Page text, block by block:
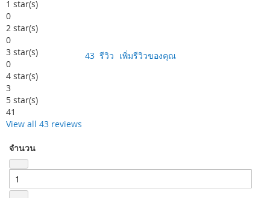
99% of100
1 star(s)
0
2 star(s)
0
3 star(s)
0
4 star(s)
3
5 star(s)
41
View all 43 reviews
43 รีวิว เพิ่มรีวิวของคุณ
จำนวน